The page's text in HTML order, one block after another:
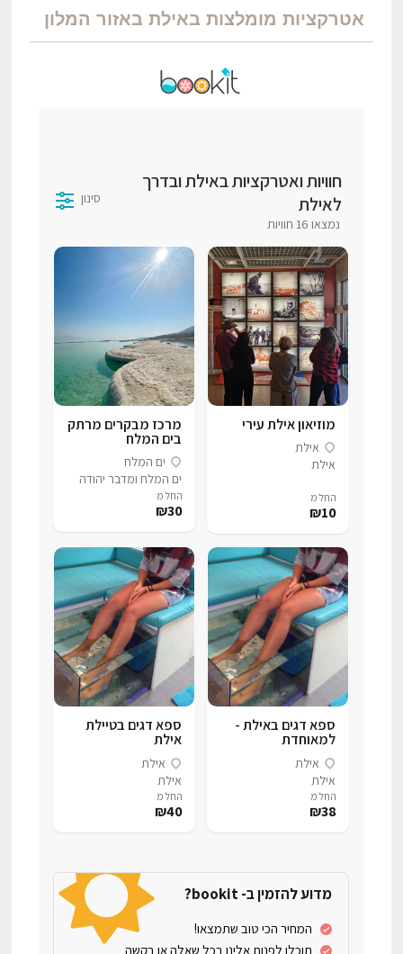
אטרקציות מומלצות באילת באזור המלון